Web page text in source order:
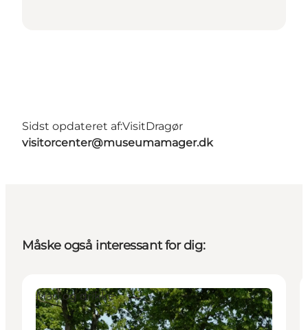
Sidst opdateret af:VisitDragør
visitorcenter@museumamager.dk
Måske også interessant for dig:
Mad og drikke